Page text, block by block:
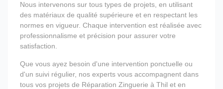
Nous intervenons sur tous types de projets, en utilisant
des matériaux de qualité supérieure et en respectant les
normes en vigueur. Chaque intervention est réalisée avec
professionnalisme et précision pour assurer votre
satisfaction.
Que vous ayez besoin d'une intervention ponctuelle ou
d'un suivi régulier, nos experts vous accompagnent dans
tous vos projets de Réparation Zinguerie à Thil et en